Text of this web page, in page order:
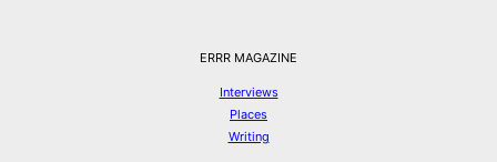
ERRR MAGAZINE
Interviews
Places
Writing